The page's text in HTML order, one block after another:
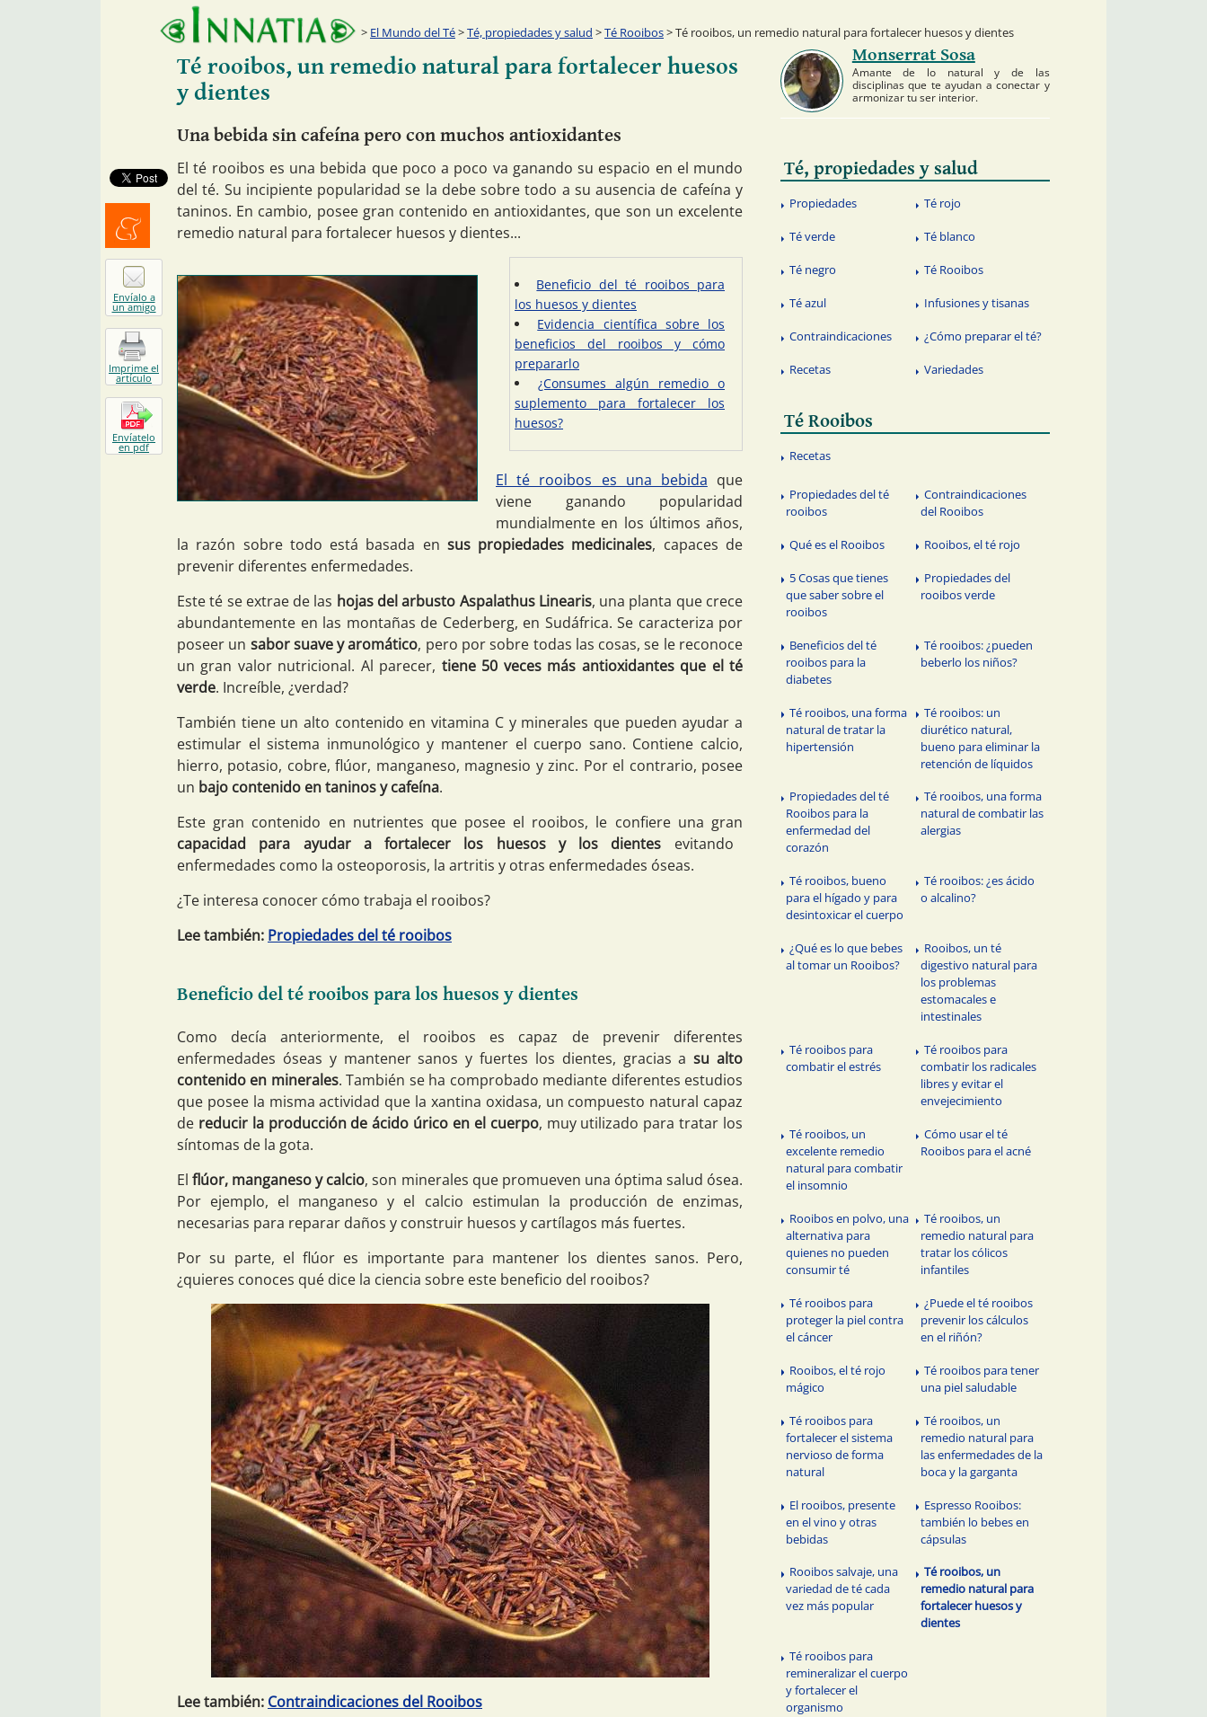
El Mundo del Té>Té, propiedades y salud >Té Rooibos> Té rooibos, un remedio natural para fortalecer huesos y dientes
Té rooibos, un remedio natural para fortalecer huesos
y dientes
Una bebida sin cafeína pero con muchos antioxidantes
El té rooibos es una bebida que poco a poco va ganando su espacio en el mundo
del té. Su incipiente popularidad se la debe sobre todo a su ausencia de cafeína y
taninos. En cambio, posee gran contenido en antioxidantes, que son un excelente
remedio natural para fortalecer huesos y dientes...
Beneficio del té rooibos para
los huesos y dientes
Evidencia científica sobre los
beneficios del rooibos y cómo
prepararlo
¿Consumes algún remedio o
suplemento para fortalecer los
huesos?
El té rooibos es una bebida que
viene ganando popularidad
mundialmente en los últimos años,
la razón sobre todo está basada en sus propiedades medicinales, capaces de
prevenir diferentes enfermedades.
Este té se extrae de las hojas del arbusto Aspalathus Linearis, una planta que crece
abundantemente en las montañas de Cederberg, en Sudáfrica. Se caracteriza por
poseer un sabor suave y aromático, pero por sobre todas las cosas, se le reconoce
un gran valor nutricional. Al parecer, tiene 50 veces más antioxidantes que el té
verde. Increíble, ¿verdad?
También tiene un alto contenido en vitamina C y minerales que pueden ayudar a
estimular el sistema inmunológico y mantener el cuerpo sano. Contiene calcio,
hierro, potasio, cobre, flúor, manganeso, magnesio y zinc. Por el contrario, posee
un bajo contenido en taninos y cafeína.
Este gran contenido en nutrientes que posee el rooibos, le confiere una gran
capacidad para ayudar a fortalecer los huesos y los dientes evitando
enfermedades como la osteoporosis, la artritis y otras enfermedades óseas.
¿Te interesa conocer cómo trabaja el rooibos?
Lee también: Propiedades del té rooibos
Beneficio del té rooibos para los huesos y dientes
Como decía anteriormente, el rooibos es capaz de prevenir diferentes
enfermedades óseas y mantener sanos y fuertes los dientes, gracias asu alto
contenido en minerales. También se ha comprobado mediante diferentes estudios
que posee la misma actividad que la xantina oxidasa, un compuesto natural capaz
de reducir la producción de ácido úrico en el cuerpo, muy utilizado para tratar los
síntomas de la gota.
Elflúor, manganeso y calcio, son minerales que promueven una óptima salud ósea.
Por ejemplo, el manganeso y el calcio estimulan la producción de enzimas,
necesarias para reparar daños y construir huesos y cartílagos más fuertes.
Por su parte, el flúor es importante para mantener los dientes sanos. Pero,
¿quieres conoces qué dice la ciencia sobre este beneficio del rooibos?
Lee también: Contraindicaciones del Rooibos
Monserrat Sosa
Amante de lo natural y de las
disciplinas que te ayudan a conectar y
armonizar tu ser interior.
Té, propiedades y salud
Propiedades Té rojo
Té verde Té blanco
Té negro Té Rooibos
Té azul Infusiones y tisanas
Contraindicaciones ¿Cómo preparar el té?
Recetas Variedades
Té Rooibos
Recetas
Propiedades del té
rooibos
Contraindicaciones
del Rooibos
Qué es el Rooibos Rooibos, el té rojo
5 Cosas que tienes
que saber sobre el
rooibos
Propiedades del
rooibos verde
Beneficios del té
rooibos para la
diabetes
Té rooibos: ¿pueden
beberlo los niños?
Té rooibos, una forma
natural de tratar la
hipertensión
Té rooibos: un
diurético natural,
bueno para eliminar la
retención de líquidos
Propiedades del té
Rooibos para la
enfermedad del
corazón
Té rooibos, una forma
natural de combatir las
alergias
Té rooibos, bueno
para el hígado y para
desintoxicar el cuerpo
Té rooibos: ¿es ácido
o alcalino?
¿Qué es lo que bebes
al tomar un Rooibos?
Rooibos, un té
digestivo natural para
los problemas
estomacales e
intestinales
Té rooibos para
combatir el estrés
Té rooibos para
combatir los radicales
libres y evitar el
envejecimiento
Té rooibos, un
excelente remedio
natural para combatir
el insomnio
Cómo usar el té
Rooibos para el acné
Rooibos en polvo, una
alternativa para
quienes no pueden
consumir té
Té rooibos, un
remedio natural para
tratar los cólicos
infantiles
Té rooibos para
proteger la piel contra
el cáncer
¿Puede el té rooibos
prevenir los cálculos
en el riñón?
Rooibos, el té rojo
mágico
Té rooibos para tener
una piel saludable
Té rooibos para
fortalecer el sistema
nervioso de forma
natural
Té rooibos, un
remedio natural para
las enfermedades de la
boca y la garganta
El rooibos, presente
en el vino y otras
bebidas
Espresso Rooibos:
también lo bebes en
cápsulas
Rooibos salvaje, una
variedad de té cada
vez más popular
Té rooibos, un
remedio natural para
fortalecer huesos y
dientes
Té rooibos para
remineralizar el cuerpo
y fortalecer el
organismo
Menéalo
Envíalo a
un amigo
Imprime el
artículo
Envíatelo
en pdf